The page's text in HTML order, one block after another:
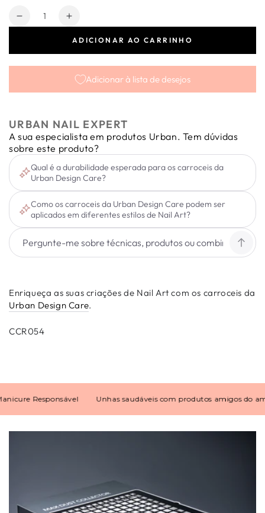
Quantidade
Diminuir
Stone
Aumentar
quantidade
Preciosa
Stone
ADICIONAR AO CARRINHO
Adicionar à lista de desejos
URBAN NAIL EXPERT
A sua especialista em produtos Urban. Tem dúvidas
sobre este produto?
Qual é a durabilidade esperada para os carroceis da
Urban Design Care?
Como os carroceis da Urban Design Care podem ser
aplicados em diferentes estilos de Nail Art?
Enriqueça as suas criações de Nail Art com os carroceis da
Urban Design Care.
CCR054
Responsável Unhas saudáveis com produtos amigos do